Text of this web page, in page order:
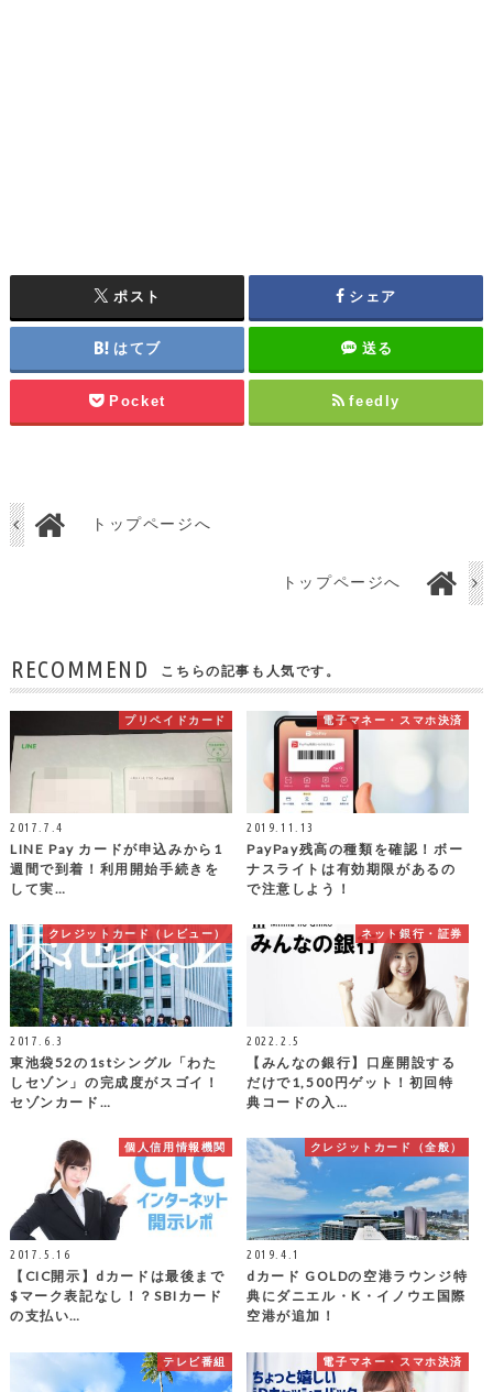
ポスト シェア
はてブ 送る
Pocket feedly
トップページへ
トップページへ
RECOMMEND こちらの記事も人気です。
プリペイドカード
2017.7.4
LINE Pay カードが申込みから1
週間で到着！利用開始手続きを
して実…
電子マネー・スマホ決済
2019.11.13
PayPay残高の種類を確認！ボー
ナスライトは有効期限があるの
で注意しよう！
クレジットカード（レビュー）
2017.6.3
東池袋52の1stシングル「わた
しセゾン」の完成度がスゴイ！
セゾンカード…
ネット銀行・証券
2022.2.5
【みんなの銀行】口座開設する
だけで1,500円ゲット！初回特
典コードの入…
個人信用情報機関
2017.5.16
【CIC開示】dカードは最後まで
$マーク表記なし！？SBIカード
の支払い…
クレジットカード（全般）
2019.4.1
dカード GOLDの空港ラウンジ特
典にダニエル・K・イノウエ国際
空港が追加！
テレビ番組 電子マネー・スマホ決済